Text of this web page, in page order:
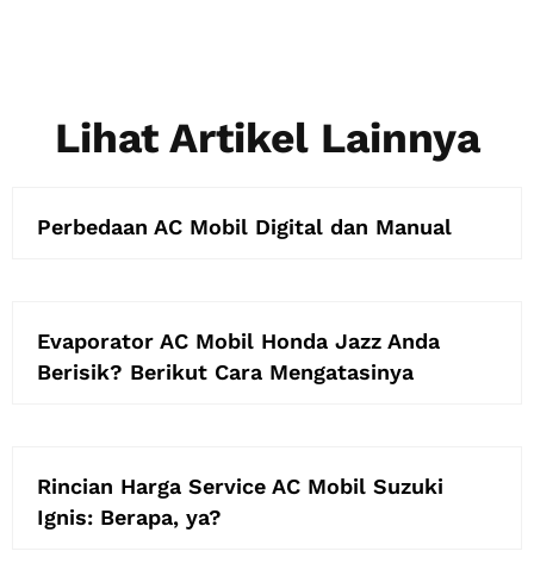
Lihat Artikel Lainnya
Perbedaan AC Mobil Digital dan Manual
Evaporator AC Mobil Honda Jazz Anda
Berisik? Berikut Cara Mengatasinya
Rincian Harga Service AC Mobil Suzuki
Ignis: Berapa, ya?